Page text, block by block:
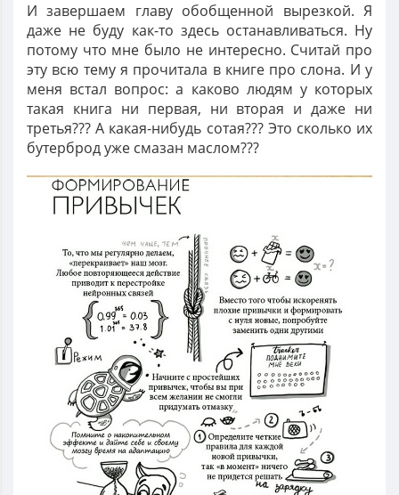
И завершаем главу обобщенной вырезкой. Я
даже не буду как-то здесь останавливаться. Ну
потому что мне было не интересно. Считай про
эту всю тему я прочитала в книге про слона. И у
меня встал вопрос: а каково людям у которых
такая книга ни первая, ни вторая и даже ни
третья??? А какая-нибудь сотая??? Это сколько их
бутерброд уже смазан маслом???